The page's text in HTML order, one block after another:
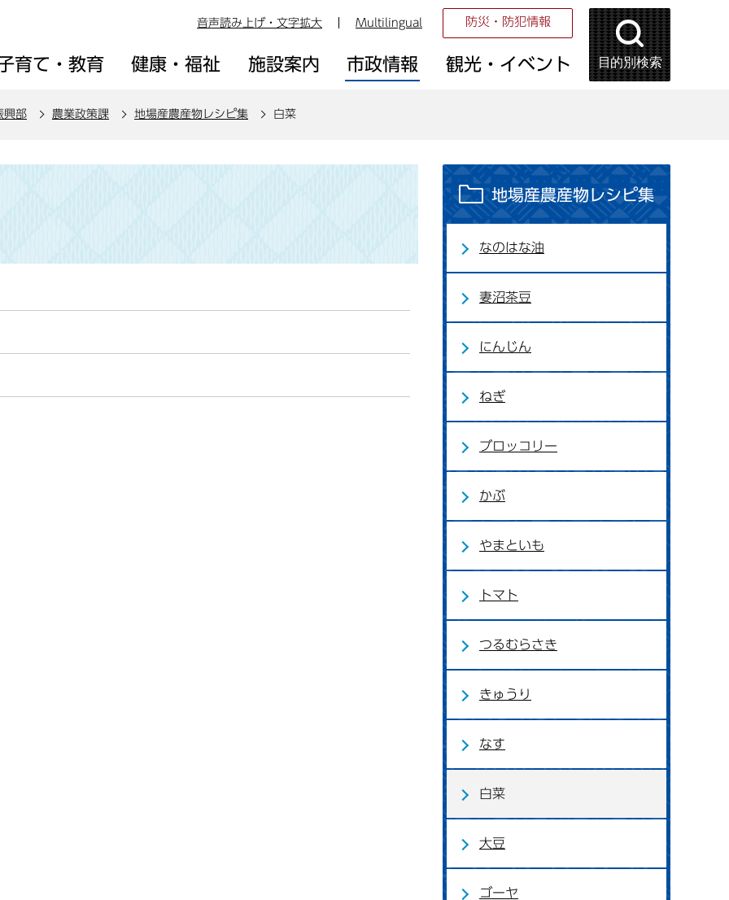
音声読み上げ・文字拡大 Multilingual 防災・防犯情報
育て・教育 健康・福祉 施設案内 市政情報 観光・イベント 目的別検索
興部 農業政策課 地場産農産物レシピ集 白菜
地場産農産物レシピ集
なのはな油
妻沼茶豆
にんじん
ねぎ
ブロッコリー
かぶ
やまといも
トマト
つるむらさき
きゅうり
なす
白菜
大豆
ゴーヤ